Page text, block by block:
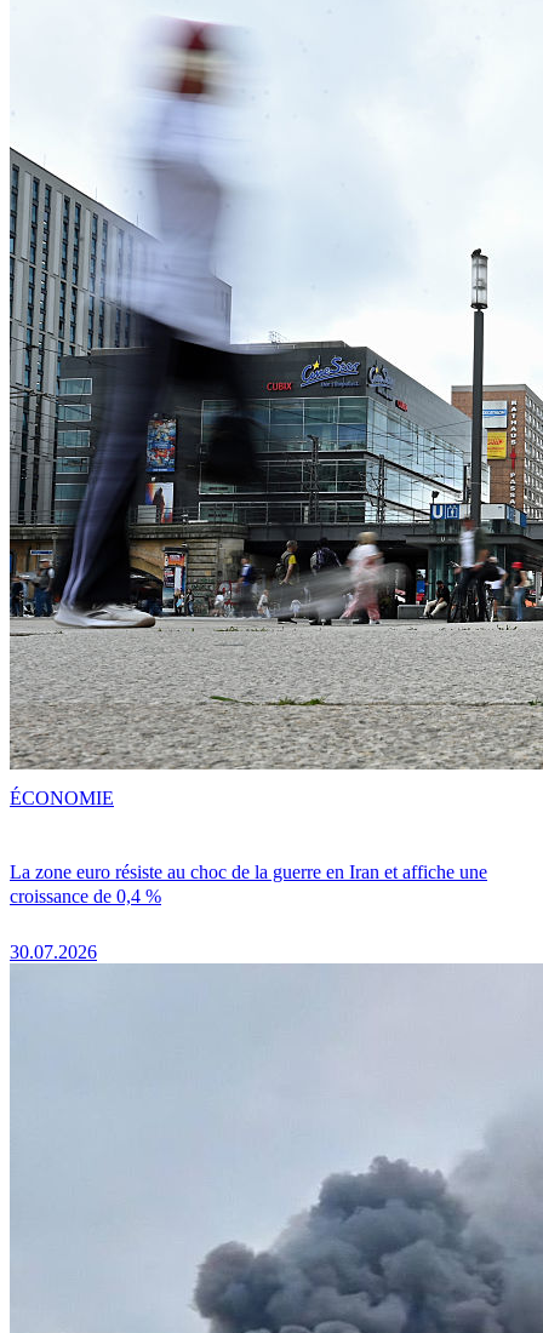
La zone euro résiste au choc de la guerre en Iran et affiche une
croissance de 0,4 %
30.07.2026
ÉCONOMIE